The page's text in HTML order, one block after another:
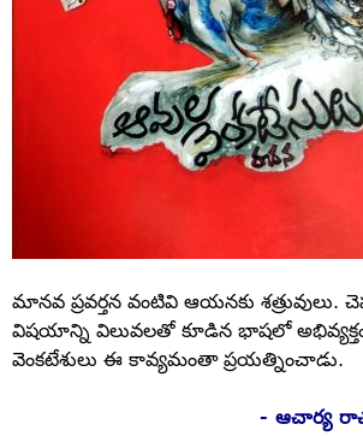
మానవ ప్రవర్తన వంటివి ఆయనకు శత్రువులు.
విషయాన్ని విలువలతో కూడిన భాషలో
వెంకటేశులు ఈ కావ్యమంతా ప్రయత్నించాడు.
- ఆచార్య